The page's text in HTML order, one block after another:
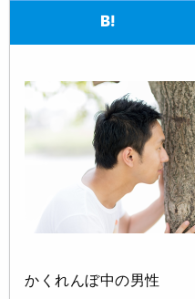
かくれんぼ中の男性